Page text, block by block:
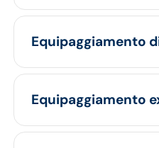
Equipaggiamento
Equipaggiamento